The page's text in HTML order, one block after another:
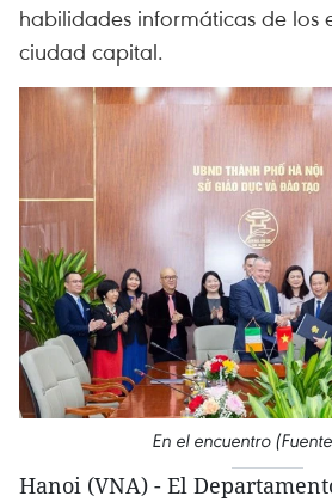
habilidades informáticas de los
ciudad capital.
En el encuentro
Hanoi (VNA) - El